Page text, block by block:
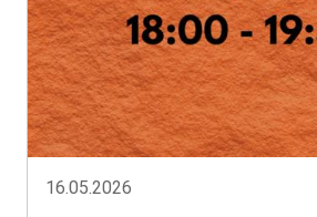
16.05.2026